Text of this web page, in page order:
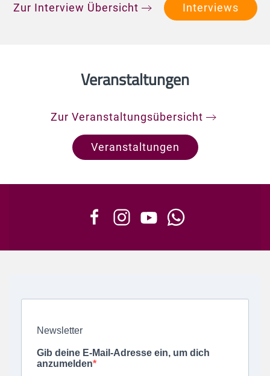
Zur Interview Übersicht Interviews
Veranstaltungen
Zur Veranstaltungsübersicht
Veranstaltungen